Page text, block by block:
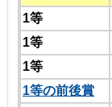
1等
1等
1等
1等の前後賞